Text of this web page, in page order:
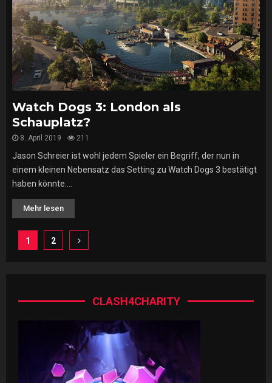
Watch Dogs 3: London als
Schauplatz?
8. April 2019 211
Jason Schreier ist wohl jedem Spieler ein Begriff, der nun in
einem kleinen Nebensatz das Setting zu Watch Dogs 3 bestätigt
haben könnte....
Mehr lesen
Seitennummerierung
1 2
CLASH4CHARITY